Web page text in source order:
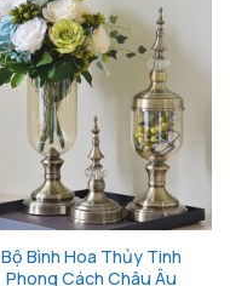
Bộ Bình Hoa Thủy Tinh
Phong Cách Châu Âu